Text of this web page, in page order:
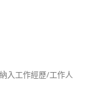
入工作經歷/工作人